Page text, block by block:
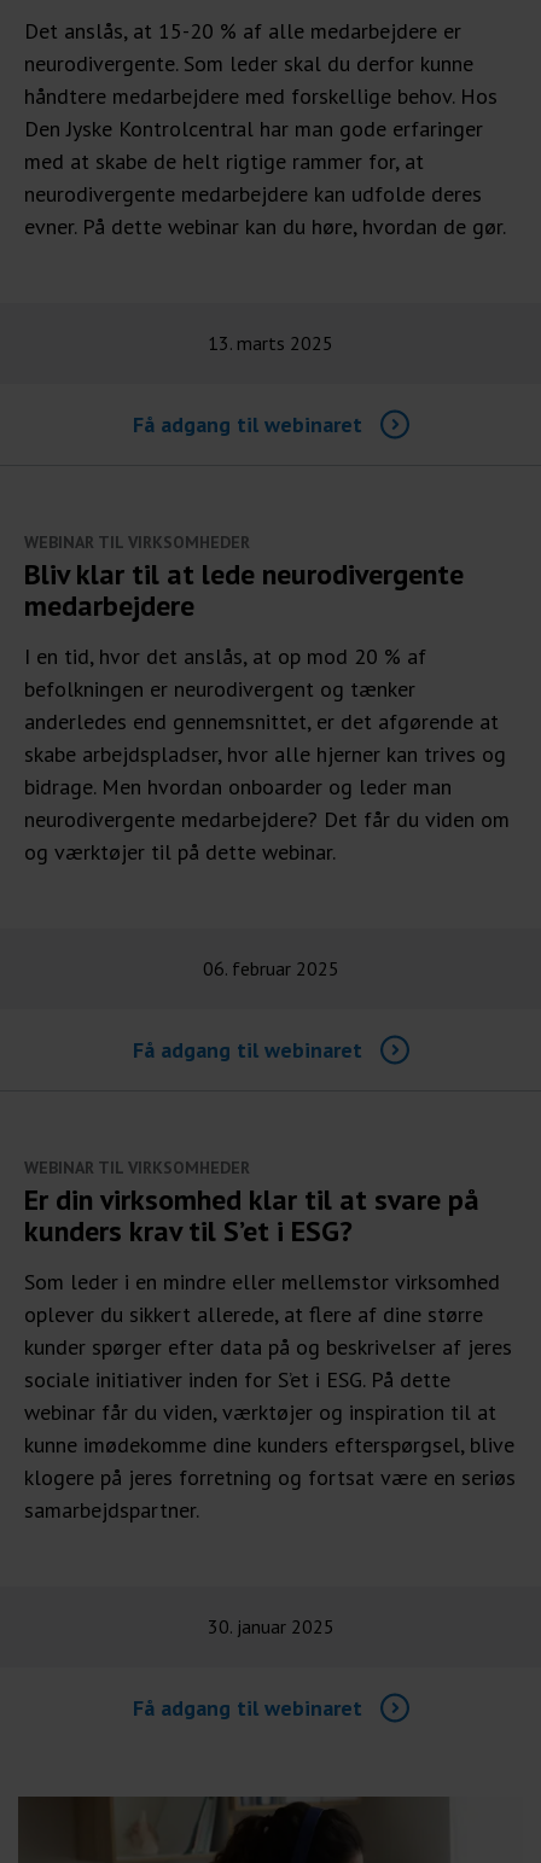
Det anslås, at 15-20 % af alle medarbejdere er
neurodivergente. Som leder skal du derfor kunne
håndtere medarbejdere med forskellige behov. Hos
Den Jyske Kontrolcentral har man gode erfaringer
med at skabe de helt rigtige rammer for, at
neurodivergente medarbejdere kan udfolde deres
evner. På dette webinar kan du høre, hvordan de gør.
13. marts 2025
Få adgang til webinaret
WEBINAR TIL VIRKSOMHEDER
Bliv klar til at lede neurodivergente
medarbejdere
I en tid, hvor det anslås, at op mod 20 % af
befolkningen er neurodivergent og tænker
anderledes end gennemsnittet, er det afgørende at
skabe arbejdspladser, hvor alle hjerner kan trives og
bidrage. Men hvordan onboarder og leder man
neurodivergente medarbejdere? Det får du viden om
og værktøjer til på dette webinar.
06. februar 2025
Få adgang til webinaret
WEBINAR TIL VIRKSOMHEDER
Er din virksomhed klar til at svare på
kunders krav til S’et i ESG?
Som leder i en mindre eller mellemstor virksomhed
oplever du sikkert allerede, at flere af dine større
kunder spørger efter data på og beskrivelser af jeres
sociale initiativer inden for S’et i ESG. På dette
webinar får du viden, værktøjer og inspiration til at
kunne imødekomme dine kunders efterspørgsel, blive
klogere på jeres forretning og fortsat være en seriøs
samarbejdspartner.
30. januar 2025
Få adgang til webinaret